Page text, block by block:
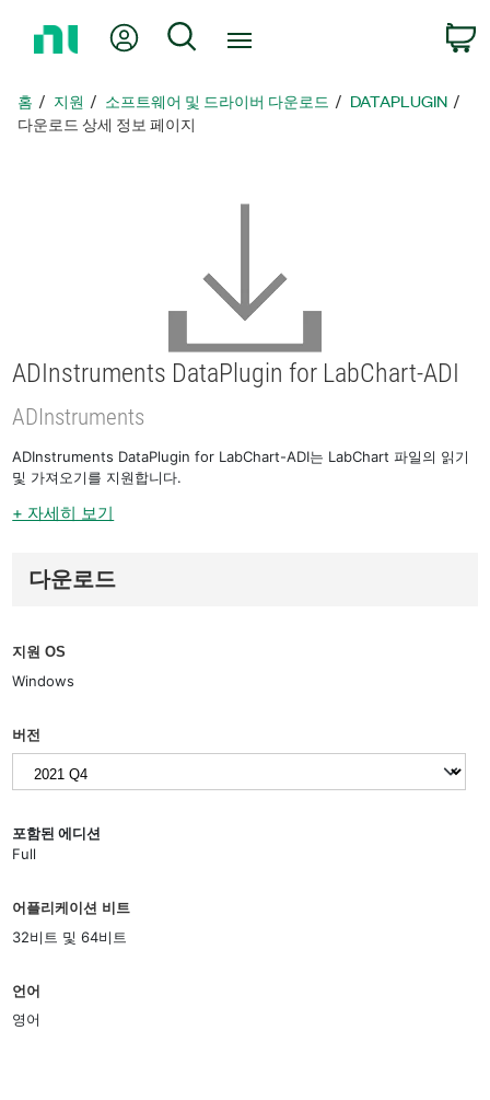
지
로
내 계정 검색
홈 지원 소프트웨어 및 드라이버 다운로드
DATAPLUGIN
다운로드 상세 정보 페이지
ADInstruments DataPlugin for LabChart-ADI
ADInstruments
ADInstruments DataPlugin for LabChart-ADI는 LabChart 파일의 읽기
및 가져오기를 지원합니다.
+ 자세히 보기
다운로드
지원 OS
Windows
버전
포함된 에디션
Full
어플리케이션 비트
32비트 및 64비트
언어
영어